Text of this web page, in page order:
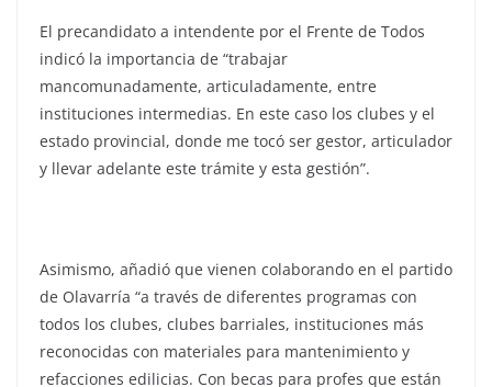
El precandidato a intendente por el Frente de Todos
indicó la importancia de “trabajar
mancomunadamente, articuladamente, entre
instituciones intermedias. En este caso los clubes y el
estado provincial, donde me tocó ser gestor, articulador
y llevar adelante este trámite y esta gestión”.
Asimismo, añadió que vienen colaborando en el partido
de Olavarría “a través de diferentes programas con
todos los clubes, clubes barriales, instituciones más
reconocidas con materiales para mantenimiento y
refacciones edilicias. Con becas para profes que están